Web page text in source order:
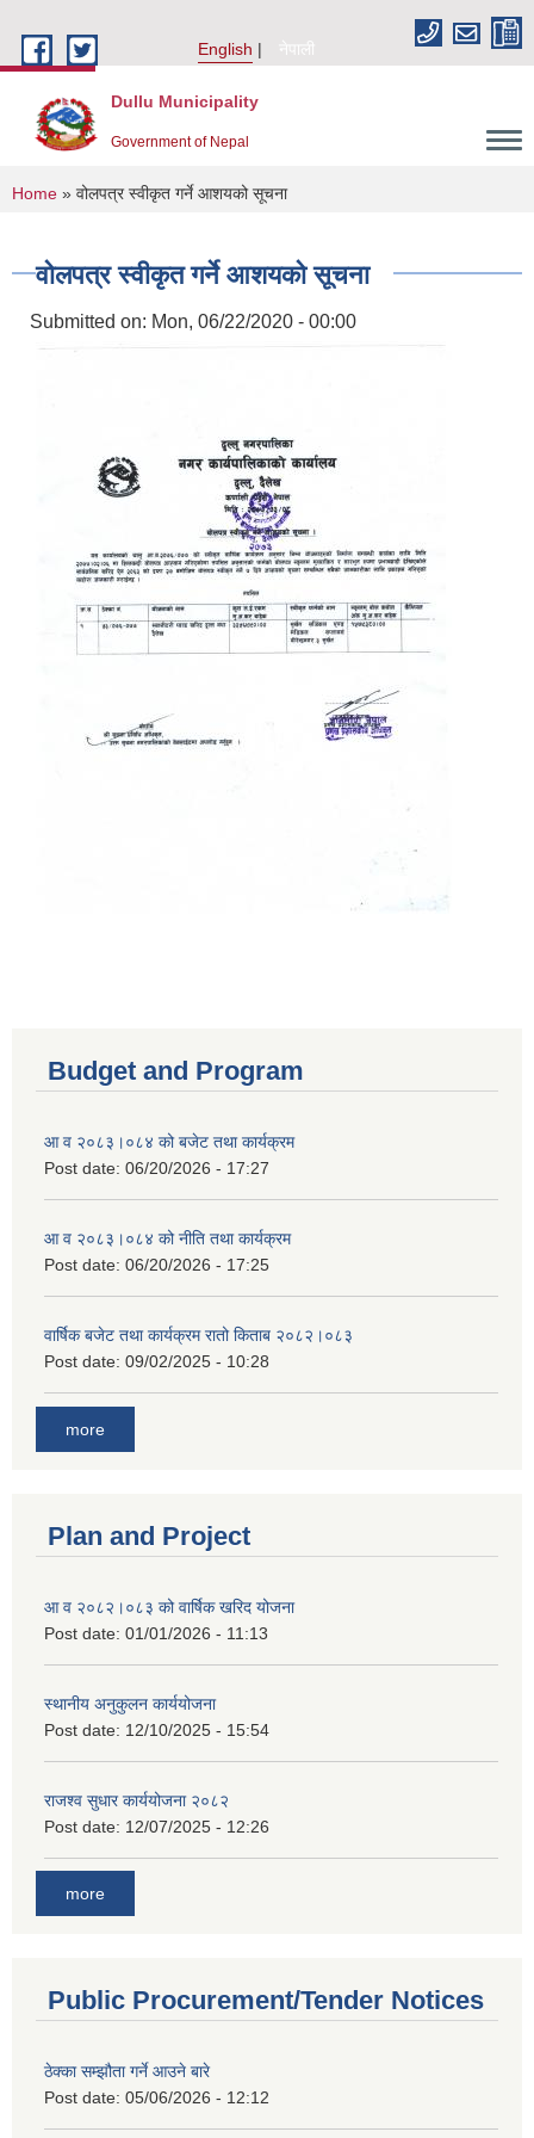
English
नेपाली
Dullu Municipality
Government of Nepal
You are here
Home » वोलपत्र स्वीकृत गर्ने आशयको सूचना
वोलपत्र स्वीकृत गर्ने आशयको सूचना
Submitted on: Mon, 06/22/2020 - 00:00
Budget and Program
आ व २०८३।०८४ को बजेट तथा कार्यक्रम
Post date: 06/20/2026 - 17:27
आ व २०८३।०८४ को नीति तथा कार्यक्रम
Post date: 06/20/2026 - 17:25
वार्षिक बजेट तथा कार्यक्रम रातो किताब २०८२।०८३
Post date: 09/02/2025 - 10:28
more
Plan and Project
आ व २०८२।०८३ को वार्षिक खरिद योजना
Post date: 01/01/2026 - 11:13
स्थानीय अनुकुलन कार्ययोजना
Post date: 12/10/2025 - 15:54
राजश्व सुधार कार्ययोजना २०८२
Post date: 12/07/2025 - 12:26
more
Public Procurement/Tender Notices
ठेक्का सम्झौता गर्ने आउने बारे
Post date: 05/06/2026 - 12:12